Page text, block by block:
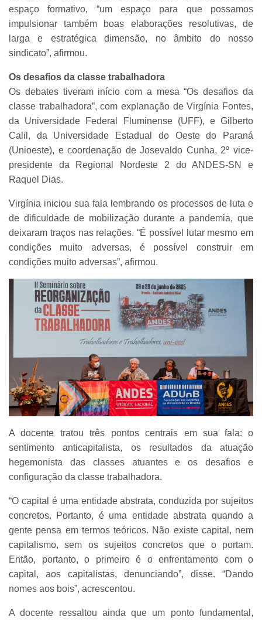
espaço formativo, “um espaço para que possamos
impulsionar também boas elaborações resolutivas, de
larga e estratégica dimensão, no âmbito do nosso
sindicato”, afirmou.
Os desafios da classe trabalhadora
Os debates tiveram início com a mesa “Os desafios da
classe trabalhadora”, com explanação de Virgínia Fontes,
da Universidade Federal Fluminense (UFF), e Gilberto
Calil, da Universidade Estadual do Oeste do Paraná
(Unioeste), e coordenação de Josevaldo Cunha, 2º vice-
presidente da Regional Nordeste 2 do ANDES-SN e
Raquel Dias.
Virgínia iniciou sua fala lembrando os processos de luta e
de dificuldade de mobilização durante a pandemia, que
deixaram traços nas relações. “É possível lutar mesmo em
condições muito adversas, é possível construir em
condições muito adversas”, afirmou.
A docente tratou três pontos centrais em sua fala: o
sentimento anticapitalista, os resultados da atuação
hegemonista das classes atuantes e os desafios e
configuração da classe trabalhadora.
“O capital é uma entidade abstrata, conduzida por sujeitos
concretos. Portanto, é uma entidade abstrata quando a
gente pensa em termos teóricos. Não existe capital, nem
capitalismo, sem os sujeitos concretos que o portam.
Então, portanto, o primeiro é o enfrentamento com o
capital, aos capitalistas, denunciando”, disse. “Dando
nomes aos bois”, acrescentou.
A docente ressaltou ainda que um ponto fundamental,